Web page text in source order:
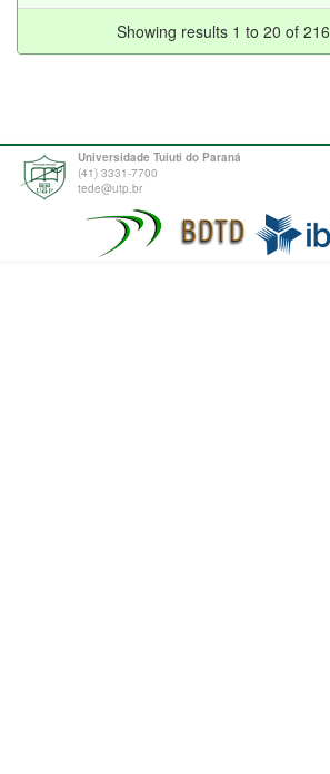
Showing results 1 to 20 of 216
Universidade Tuiuti do Paraná
(41) 3331-7700
tede@utp.br